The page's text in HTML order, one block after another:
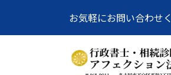
テ
ゲ
お気軽にお問い合わせ